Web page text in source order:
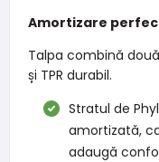
Amortizare
Talpa combină
și TPR durabil.
Stratul de
amortizată,
adaugă